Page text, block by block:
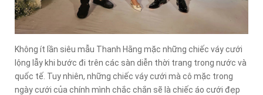
Không ít lần siêu mẫu Thanh Hằng mặc những chiếc váy cưới
lộng lẫy khi bước đi trên các sàn diễn thời trang trong nước và
quốc tế. Tuy nhiên, những chiếc váy cưới mà cô mặc trong
ngày cưới của chính mình chắc chắn sẽ là chiếc áo cưới đẹp